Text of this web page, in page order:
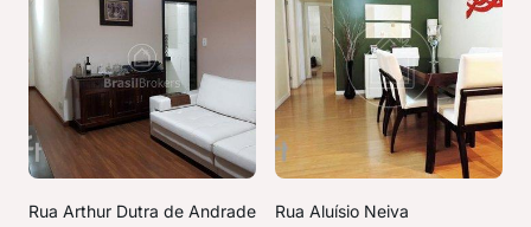
Rua Arthur Dutra de Andrade Rua Aluísio Neiva